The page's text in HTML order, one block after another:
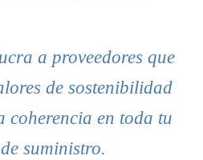
a proveedores que
de sostenibilidad
coherencia en toda tu
suministro.